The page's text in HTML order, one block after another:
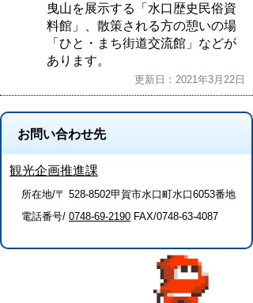
曳山を展示する「水口歴史民俗資
料館」、散策される方の憩いの場
「ひと・まち街道交流館」などが
あります。
更新日：2021年3月22日
お問い合わせ先
観光企画推進課
所在地/〒 528-8502甲賀市水口町水口6053番地
電話番号/ 0748-69-2190 FAX/0748-63-4087